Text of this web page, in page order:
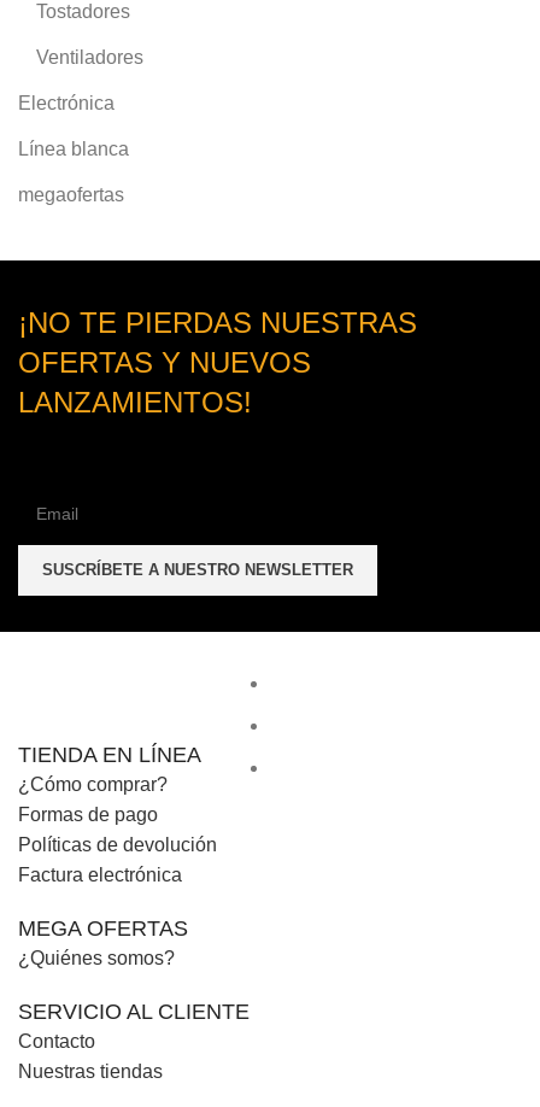
Tostadores
Ventiladores
Electrónica
Línea blanca
megaofertas
¡NO TE PIERDAS NUESTRAS
OFERTAS Y NUEVOS
LANZAMIENTOS!
TIENDA EN LÍNEA
¿Cómo comprar?
Formas de pago
Políticas de devolución
Factura electrónica
MEGA OFERTAS
¿Quiénes somos?
SERVICIO AL CLIENTE
Contacto
Nuestras tiendas